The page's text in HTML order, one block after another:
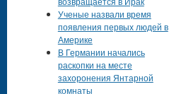
Ученые назвали время
появления первых людей в
Америке
В Германии начались
раскопки на месте
захоронения Янтарной
комнаты